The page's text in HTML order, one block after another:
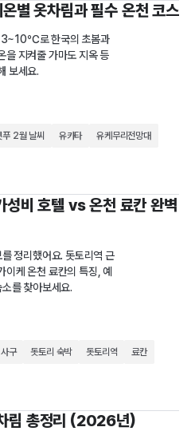
별 옷차림과 필수 온천 코스
3~10℃로 한국의 초봄과
을 지켜줄 가마도 지옥 등
보세요.
푸 2월 날씨 유카타 유케무리전망대
성비 호텔 vs 온천 료칸 완벽
정리했어요. 돗토리역 근
이케 온천 료칸의 특징, 예
를 찾아보세요.
구 돗토리 숙박 돗토리역 료칸
림 총정리 (2026년)